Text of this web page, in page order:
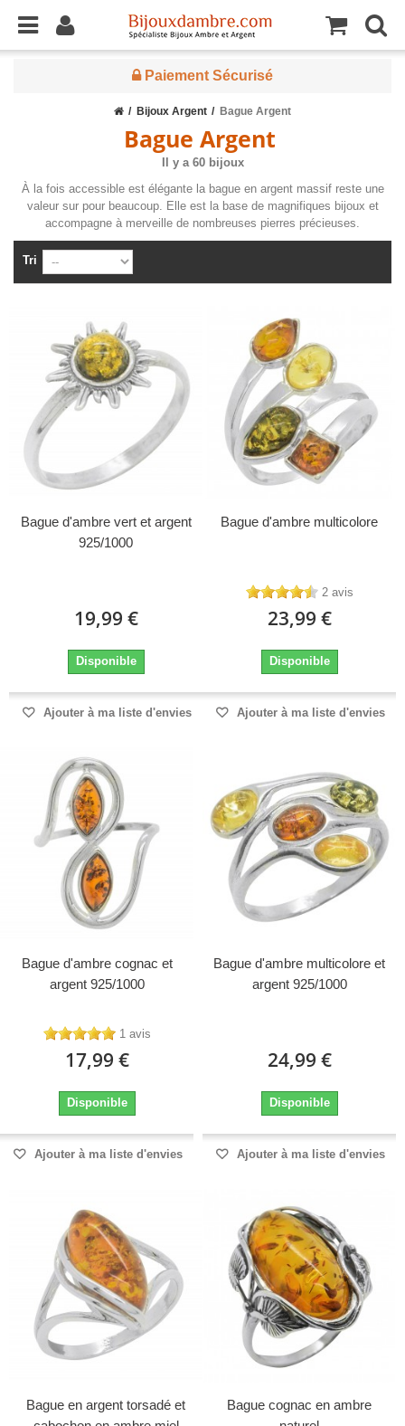
Paiement Sécurisé
Bijoux Argent Bague Argent
Bague Argent
Il y a 60 bijoux
À la fois accessible est élégante la bague en argent massif reste une
valeur sur pour beaucoup. Elle est la base de magnifiques bijoux et
accompagne à merveille de nombreuses pierres précieuses.
Tri
Bague d'ambre vert et argent
925/1000
19,99 €
Disponible
Ajouter à ma liste d'envies
Bague d'ambre multicolore
2 avis
23,99 €
Disponible
Ajouter à ma liste d'envies
Bague d'ambre cognac et
argent 925/1000
1 avis
17,99 €
Disponible
Ajouter à ma liste d'envies
Bague d'ambre multicolore et
argent 925/1000
24,99 €
Disponible
Ajouter à ma liste d'envies
Bague en argent torsadé et
Bague cognac en ambre